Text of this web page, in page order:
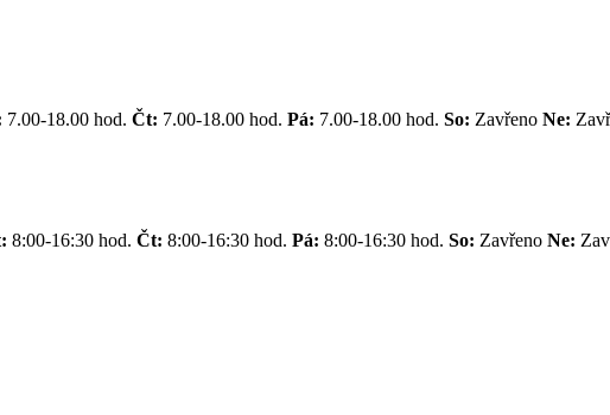
7.00-18.00 hod. Čt: 7.00-18.00 hod. Pá: 7.00-18.00 hod. So: Zavřeno Ne:
8:00-16:30 hod. Čt: 8:00-16:30 hod. Pá: 8:00-16:30 hod. So: Zavřeno Ne: